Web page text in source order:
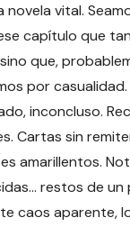
vital.
capítulo que
que,
por casualidad.
inconcluso.
Cartas sin
amarillentos.
restos de un
caos aparente,